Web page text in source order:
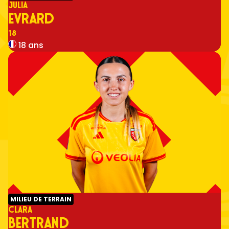
JULIA
EVRARD
Numéro
18
18 ans
MILIEU DE TERRAIN
CLARA
BERTRAND